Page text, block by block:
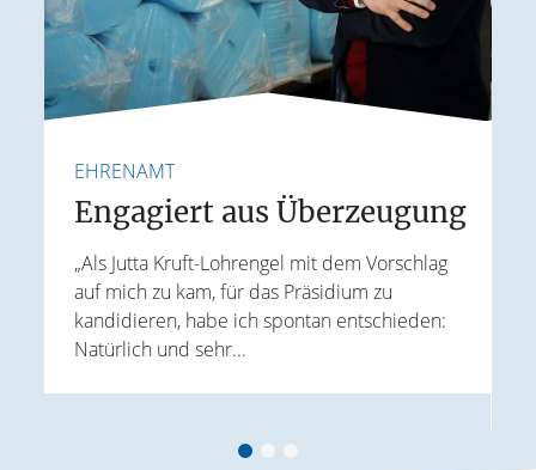
EHRENAMT
Engagiert aus Überzeugung
„Als Jutta Kruft-Lohrengel mit dem Vorschlag
auf mich zu kam, für das Präsidium zu
kandidieren, habe ich spontan entschieden:
Natürlich und sehr...